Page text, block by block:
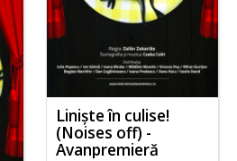
Liniște în culise!
(Noises off) -
Avanpremieră